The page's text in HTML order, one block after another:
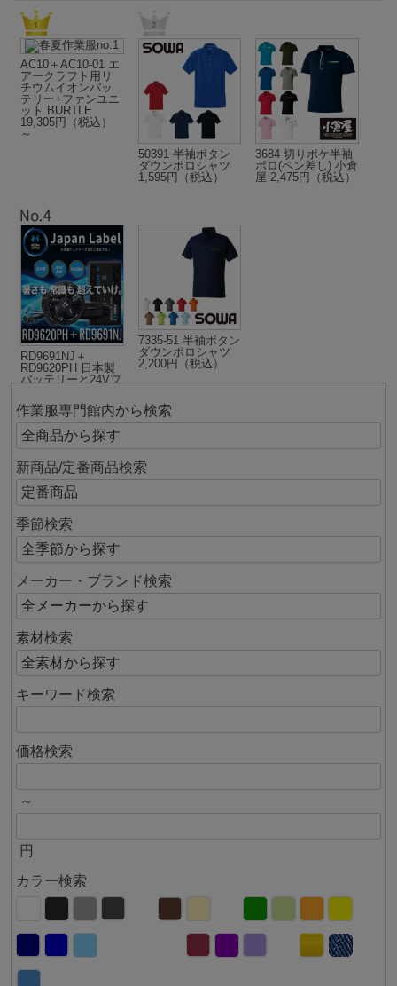
AC10＋AC10-01 エ
アークラフト用リ
チウムイオンバッ
テリー+ファンユニ
ット BURTLE
19,305円（税込）
～
50391 半袖ボタン
ダウンポロシャツ
1,595円（税込）
3684 切りポケ半袖
ポロ(ペン差し) 小倉
屋 2,475円（税込）
RD9691NJ＋
RD9620PH 日本製
バッテリーと24Vフ
ルセット 24,530円
（税込）
7335-51 半袖ボタン
ダウンポロシャツ
2,200円（税込）
作業服専門館内から検索
新商品/定番商品検索
季節検索
メーカー・ブランド検索
素材検索
キーワード検索
価格検索
～
円
カラー検索